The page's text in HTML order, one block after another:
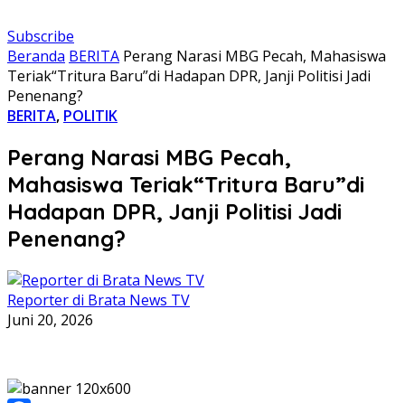
Subscribe
Beranda BERITA Perang Narasi MBG Pecah, Mahasiswa
Teriak“Tritura Baru”di Hadapan DPR, Janji Politisi Jadi
Penenang?
BERITA, POLITIK
Perang Narasi MBG Pecah,
Mahasiswa Teriak“Tritura Baru”di
Hadapan DPR, Janji Politisi Jadi
Penenang?
Reporter di Brata News TV
Juni 20, 2026